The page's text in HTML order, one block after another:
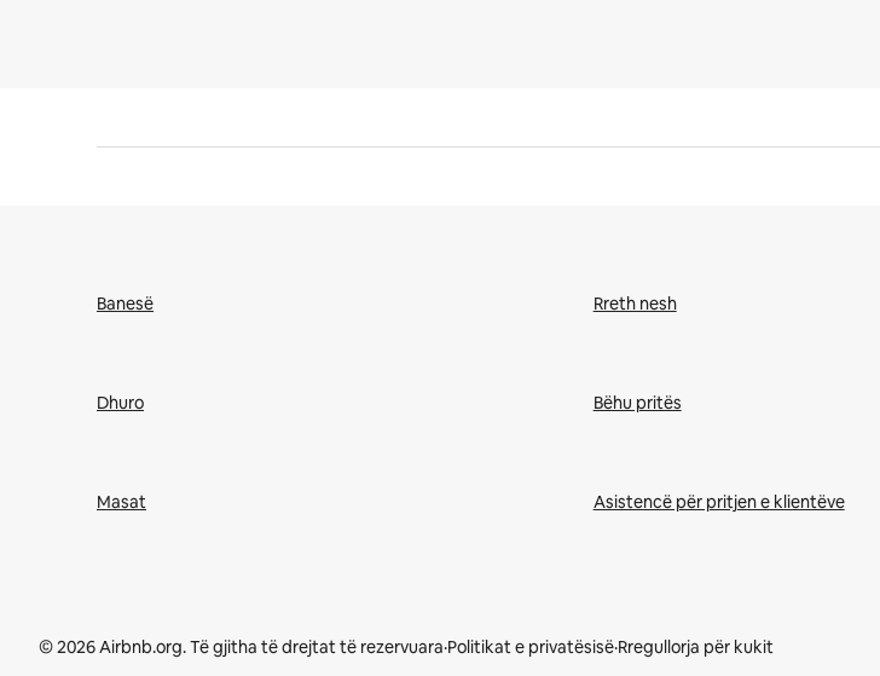
Banesë Rreth nesh
Dhuro Bëhu pritës
Masat Asistencë për pritjen e klientëve
© 2026 Airbnb.org. Të gjitha të drejtat të rezervuara·Politikat e privatësisë·Rregullorja për kukit